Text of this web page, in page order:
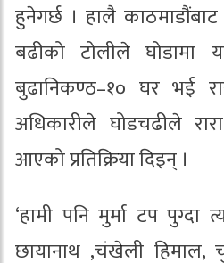
हुनेगर्छ । हालै
बढीको टोलीले घोडामा
बुढानिकण्ठ–१० घर भई
अधिकारीले घोडचढीले
आएको प्रतिक्रिया दिइन् ।
‘हामी पनि मुर्मा टप पुग्दा
छायानाथ ,चंखेली हिमाल,